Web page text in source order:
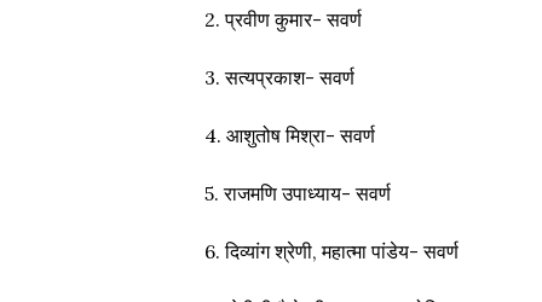
2. प्रवीण कुमार- सवर्ण
3. सत्यप्रकाश- सवर्ण
4. आशुतोष मिश्रा- सवर्ण
5. राजमणि उपाध्याय- सवर्ण
6. दिव्यांग श्रेणी, महात्मा पांडेय- सवर्ण